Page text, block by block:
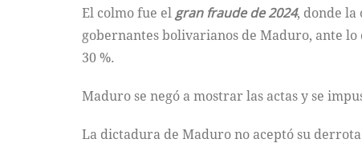
El colmo fue elgran fraude de 2024, donde la
gobernantes bolivarianos de Maduro, ante
30 %.
Maduro se negó a mostrar las actas y se
La dictadura de Maduro no aceptó su